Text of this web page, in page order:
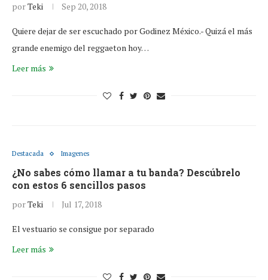
porTeki Sep 20, 2018
Quiere dejar de ser escuchado por Godinez México.- Quizá el más
grande enemigo del reggaeton hoy…
Leer más
Destacada Imagenes
¿No sabes cómo llamar a tu banda? Descúbrelo
con estos 6 sencillos pasos
porTeki Jul 17, 2018
El vestuario se consigue por separado
Leer más